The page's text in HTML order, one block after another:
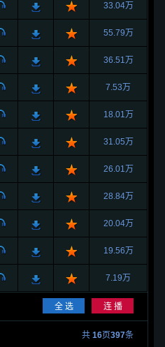
33.04万
55.79万
36.51万
7.53万
18.01万
31.05万
26.01万
28.84万
20.04万
19.56万
7.19万
共 16页397条